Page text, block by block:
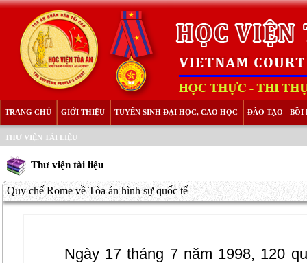
TRANG CHỦ GIỚI THIỆU TUYỂN SINH ĐẠI HỌC, CAO HỌC ĐÀO TẠO - BỒI
THƯ VIỆN TÀI LIỆU
Thư viện tài liệu
Quy chế Rome về Tòa án hình sự quốc tế
Ngày 17 tháng 7 năm 1998, 120